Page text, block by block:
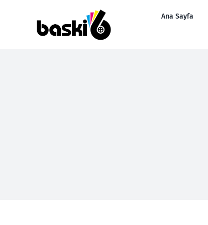
Ana Sayfa